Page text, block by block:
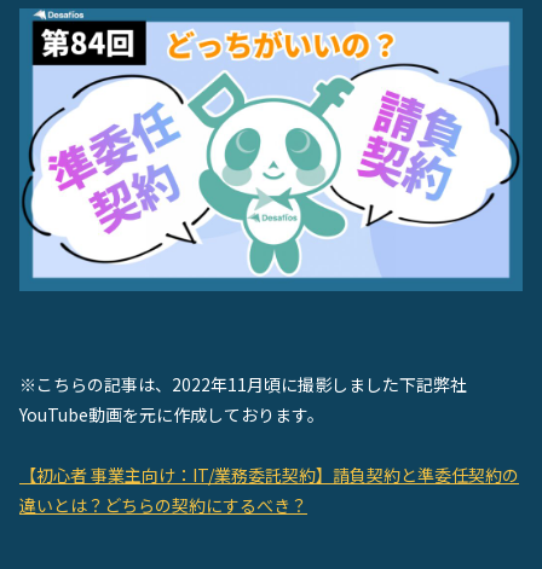
実績
ニュース / ブログ
DX支援記事
お役立ち動画
お問い合わせ
※こちらの記事は、2022年11月頃に撮影しました下記弊社
YouTube動画を元に作成しております。
【初心者 事業主向け：IT/業務委託契約】請負契約と準委任契約の
違いとは？どちらの契約にするべき？